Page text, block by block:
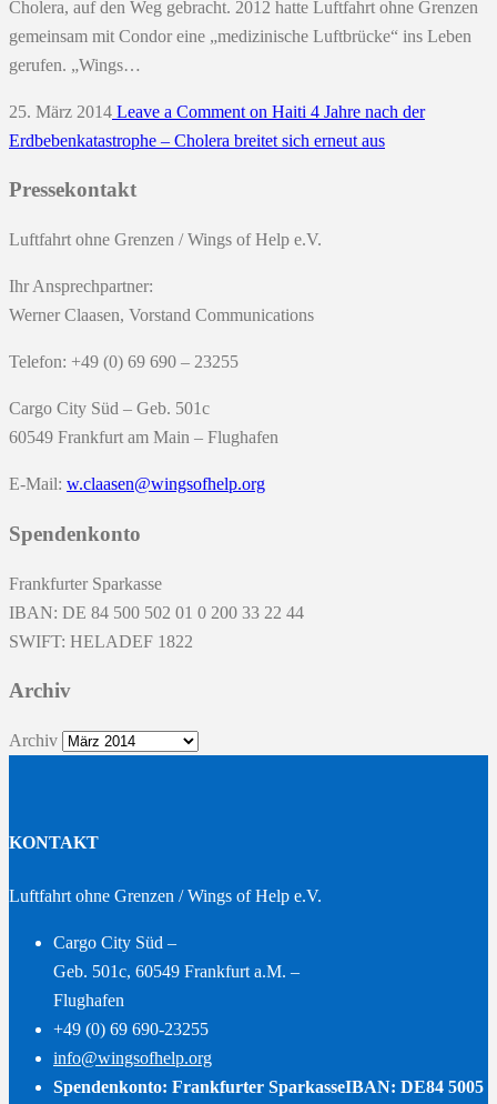
Cholera, auf den Weg gebracht. 2012 hatte Luftfahrt ohne Grenzen
gemeinsam mit Condor eine „medizinische Luftbrücke“ ins Leben
gerufen. „Wings…
25. März 2014 Leave a Comment on Haiti 4 Jahre nach der
Erdbebenkatastrophe – Cholera breitet sich erneut aus
Pressekontakt
Luftfahrt ohne Grenzen / Wings of Help e.V.
Ihr Ansprechpartner:
Werner Claasen, Vorstand Communications
Telefon: +49 (0) 69 690 – 23255
Cargo City Süd – Geb. 501c
60549 Frankfurt am Main – Flughafen
E-Mail: w.claasen@wingsofhelp.org
Spendenkonto
Frankfurter Sparkasse
IBAN: DE 84 500 502 01 0 200 33 22 44
SWIFT: HELADEF 1822
Archiv
Archiv
KONTAKT
Luftfahrt ohne Grenzen / Wings of Help e.V.
Cargo City Süd –
Geb. 501c, 60549 Frankfurt a.M. –
Flughafen
+49 (0) 69 690-23255
info@wingsofhelp.org
Spendenkonto: Frankfurter SparkasseIBAN: DE84 5005